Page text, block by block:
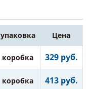
упаковка Цена
коробка 329 руб.
коробка 413 руб.